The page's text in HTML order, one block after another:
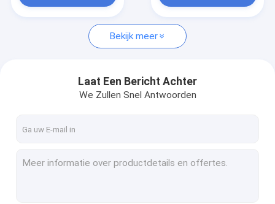
De Bundel van de aluminiumdriehoek
Stage Verlichting Truss
Beweegbaar Stadiumplatform
Cirkelbundel
Bekijk meer
Laat Een Bericht Achter
We Zullen Snel Antwoorden